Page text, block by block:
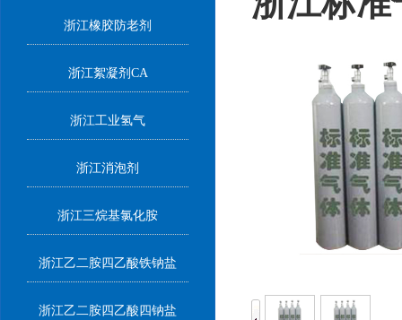
浙江橡胶防老剂
浙江絮凝剂CA
浙江工业氢气
浙江消泡剂
浙江三烷基氯化胺
浙江乙二胺四乙酸铁钠盐
浙江乙二胺四乙酸四钠盐